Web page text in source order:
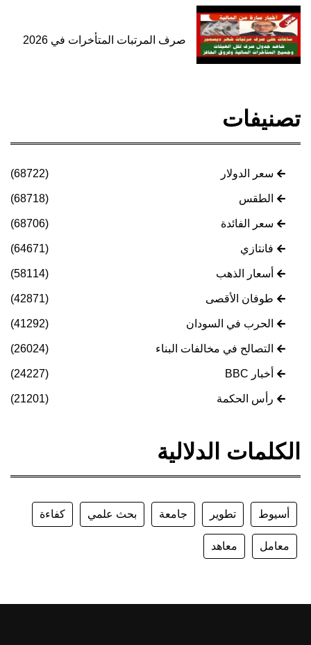
صرف المرتبات المتأخرات في 2026
تصنيفات
سعر الدولار (68722)
الطقس (68718)
سعر الفائدة (68706)
فانتازي (64671)
أسعار الذهب (58114)
طوفان الأقصى (42871)
الحرب في السودان (41292)
التصالح في مخالفات البناء (26024)
أخبار BBC (24227)
رأس الحكمة (21201)
الكلمات الدلالية
أسيوط تطوير جامعة بحث علمي كفاءة
معامل معاهد